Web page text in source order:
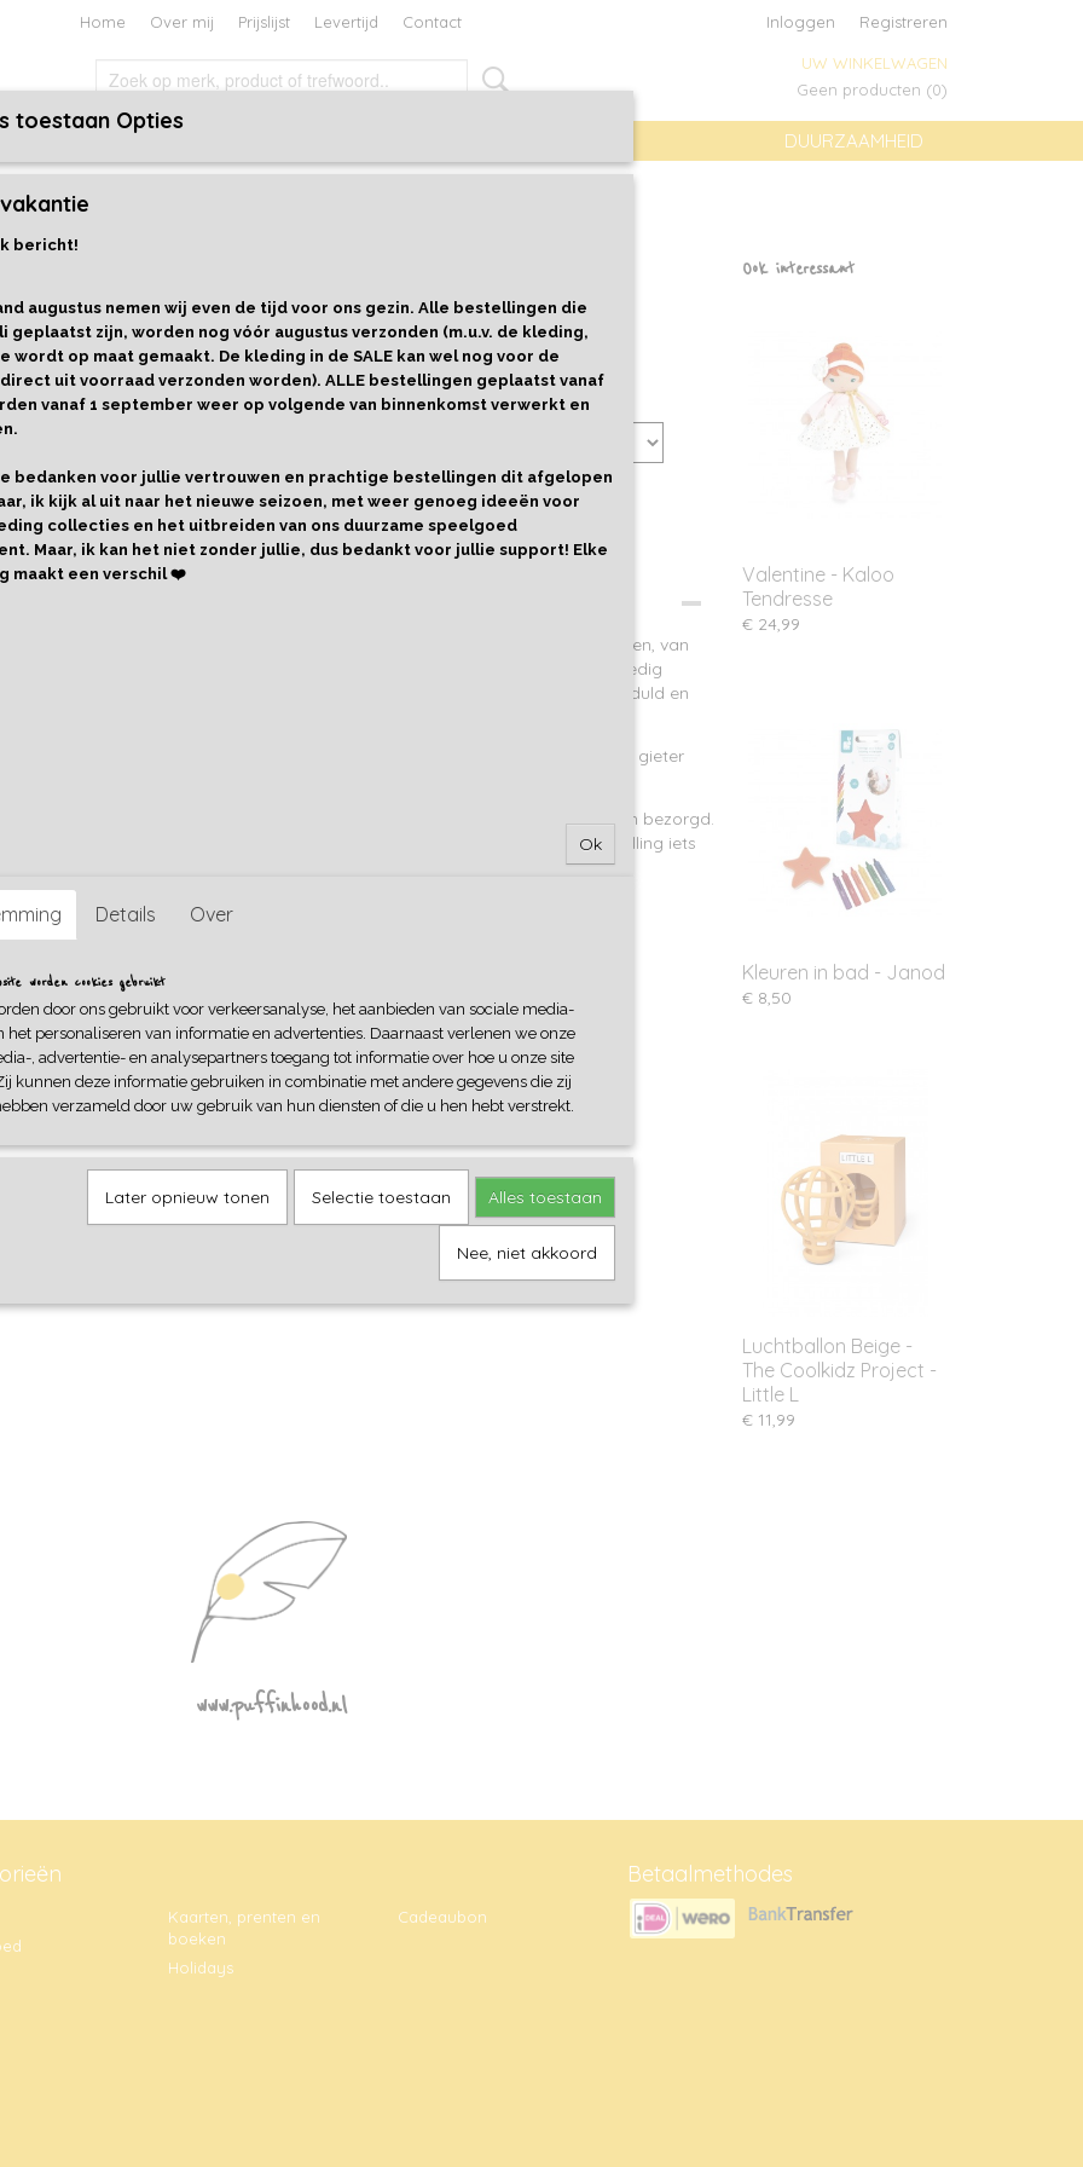
Home Over mij Prijslijst Levertijd Contact Inloggen Registreren
UW WINKELWAGEN
Geen producten (0)
DUURZAAMHEID
EN BOEKEN
€ 9,99 € 7,99
Levertijd 1-3 werkdagen
Cadeaupapier Aantal
IN WINKELWAGEN
Voor alle tuinhulpjes! Een gereedschapsset om te tuinieren zoals de groten, van
het Franse merk Janod. Kinderen kunnen met de schop en hark zich volledig
uitleven in de tuin. Tuinieren helpt een kind bij het ontwikkelen van zijn geduld en
Leuk in combinatie met een sweater of sweaterdress Watering Cans (de gieter
worden bezorgd.
Bestel je er handgemaakte kleding uit de webshop bij, dan kan de bestelling iets
Ook interessant
Valentine - Kaloo
Tendresse
€ 24,99
Kleuren in bad - Janod
€ 8,50
Luchtballon Beige -
The Coolkidz Project -
Little L
€ 11,99
www.puffinhood.nl
Kaarten, prenten en
boeken
Holidays
Cadeaubon
Betaalmethodes
toestaan Opties
bericht!
augustus nemen wij even de tijd voor ons gezin. Alle bestellingen die
geplaatst zijn, worden nog vóór augustus verzonden (m.u.v. de kleding,
wordt op maat gemaakt. De kleding in de SALE kan wel nog voor de
uit voorraad verzonden worden). ALLE bestellingen geplaatst vanaf
vanaf 1 september weer op volgende van binnenkomst verwerkt en
bedanken voor jullie vertrouwen en prachtige bestellingen dit afgelopen
ik kijk al uit naar het nieuwe seizoen, met weer genoeg ideeën voor
collecties en het uitbreiden van ons duurzame speelgoed
Maar, ik kan het niet zonder jullie, dus bedankt voor jullie support! Elke
maakt een verschil ❤️
Ok
Details Over
worden cookies gebruikt
door ons gebruikt voor verkeersanalyse, het aanbieden van sociale media-
het personaliseren van informatie en advertenties. Daarnaast verlenen we onze
, advertentie- en analysepartners toegang tot informatie over hoe u onze site
kunnen deze informatie gebruiken in combinatie met andere gegevens die zij
verzameld door uw gebruik van hun diensten of die u hen hebt verstrekt.
Later opnieuw tonen Selectie toestaan Alles toestaan
Nee, niet akkoord